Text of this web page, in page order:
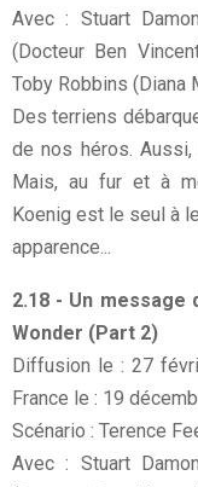
Avec : Stuart
(Docteur Ben
Toby Robbins (Diana
Des terriens
de nos héros.
Mais, au fur et à
Koenig est le seul à
apparence...
2.18 - Un
Wonder (Part 2)
Diffusion le : 27
France le : 19
Scénario : Terence
Avec : Stuart